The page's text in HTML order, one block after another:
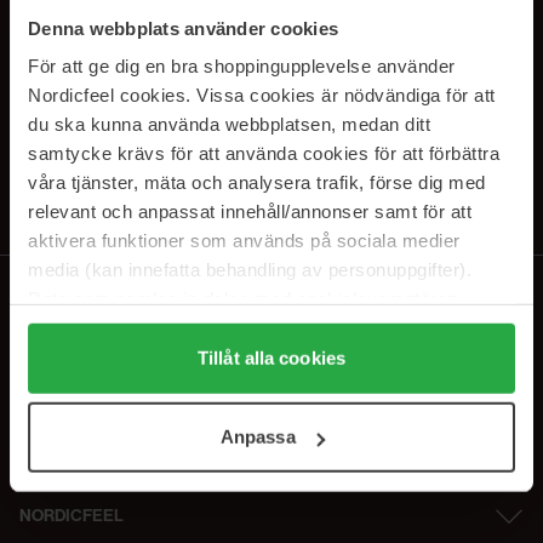
Denna webbplats använder cookies
För att ge dig en bra shoppingupplevelse använder
Nordicfeel cookies. Vissa cookies är nödvändiga för att
du ska kunna använda webbplatsen, medan ditt
samtycke krävs för att använda cookies för att förbättra
våra tjänster, mäta och analysera trafik, förse dig med
relevant och anpassat innehåll/annonser samt för att
aktivera funktioner som används på sociala medier
media (kan innefatta behandling av personuppgifter).
Genom att trycka på "Tillåt alla cookies" accepterar du
alla cookies, medan du under "Detaljer" kan anpassa
användningen av cookies. Du kan när som helst återkalla
samt vår Integritetspolicy.
Tillåt alla cookies
Anpassa
PRENUMERERA PÅ VÅRA
NYHETSBREV
Genom att prenumerera accepterar du vårIntegritetspolicy.
Avprenumerera när som helst.
NORDICFEEL